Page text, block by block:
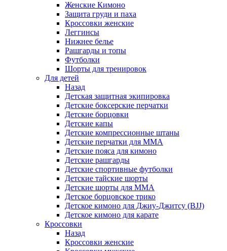
Женские Кимоно
Защита груди и паха
Кроссовки женские
Леггинсы
Нижнее белье
Рашгарды и топы
Футболки
Шорты для тренировок
Для детей
Назад
Детская защитная экипировка
Детские боксерские перчатки
Детские борцовки
Детские капы
Детские компрессионные штаны
Детские перчатки для ММА
Детские пояса для кимоно
Детские рашгарды
Детские спортивные футболки
Детские тайские шорты
Детские шорты для ММА
Детское борцовское трико
Детское кимоно для Джиу-Джитсу (BJJ)
Детское кимоно для карате
Кроссовки
Назад
Кроссовки женские